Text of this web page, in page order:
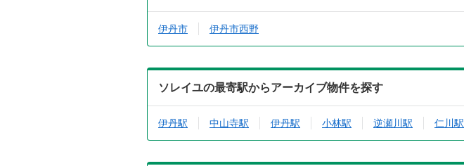
伊丹市 伊丹市西野
ソレイユの最寄駅からアーカイブ物件を探す
伊丹駅 中山寺駅 伊丹駅 小林駅 逆瀬川駅 仁川駅